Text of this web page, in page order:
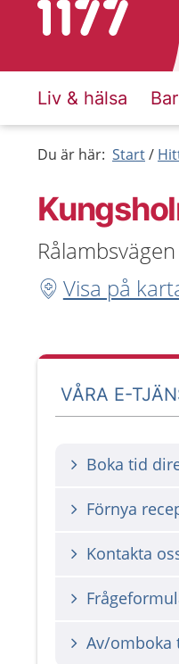
Till startsidan för
Liv & hälsa
Du är här: Start
Visa på
VÅRA E-
Boka tid
Förnya
Kontakta
Av/omboka